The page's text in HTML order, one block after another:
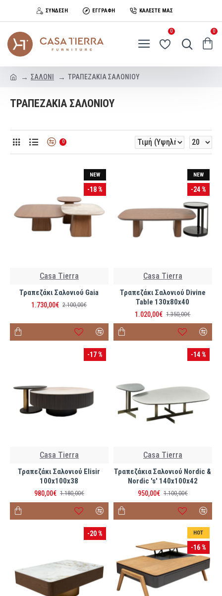
ΣΎΝΔΕΣΗ ΕΓΓΡΑΦΉ ΚΑΛΈΣΤΕ ΜΑΣ
0 0
ΣΑΛΟΝΙ ΤΡΑΠΕΖΑΚΙΑ ΣΑΛΟΝΙΟΥ
ΤΡΑΠΕΖΑΚΙΑ ΣΑΛΟΝΙΟΥ
0
NEW
-18 %
Casa Tierra
Τραπεζάκι Σαλονιού Gaia
1.730,00€ 2.100,00€
NEW
-24 %
Casa Tierra
Τραπεζάκι Σαλονιού Divine
Table 130x80x40
1.020,00€ 1.350,00€
-17 %
Casa Tierra
Τραπεζάκι Σαλονιού Elisir
100x100x38
980,00€ 1.180,00€
-14 %
Casa Tierra
Τραπεζάκια Σαλονιού Nordic &
Nordic 's' 140x100x42
950,00€ 1.100,00€
-20 % HOT
-16 %